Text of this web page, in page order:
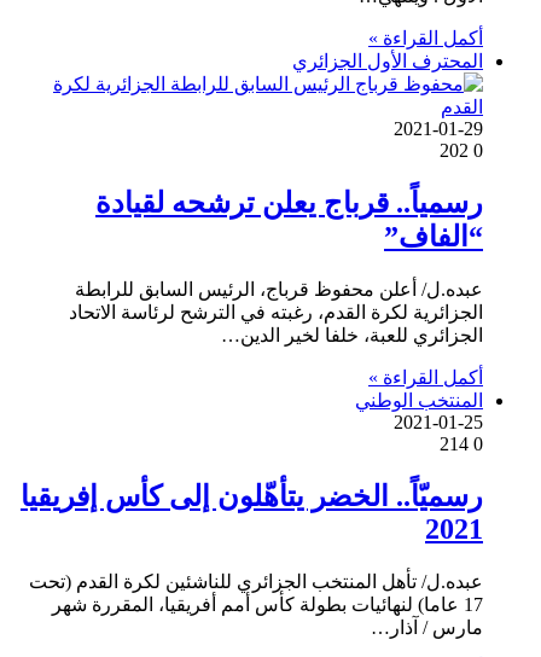
أكمل القراءة »
المحترف الأول الجزائري
2021-01-29
0
رسمياً.. قرباج يعلن ترشحه لقيادة
“الفاف”
عبده.ل/ أعلن محفوظ قرباج، الرئيس السابق للرابطة
الجزائرية لكرة القدم، رغبته في الترشح لرئاسة الاتحاد
الجزائري للعبة، خلفا لخير الدين…
أكمل القراءة »
المنتخب الوطني
2021-01-25
0
رسميّاً.. الخضر يتأهّلون إلى كأس إفريقيا
2021
عبده.ل/ تأهل المنتخب الجزائري للناشئين لكرة القدم (تحت
17 عاما) لنهائيات بطولة كأس أمم أفريقيا، المقررة شهر
مارس / آذار…